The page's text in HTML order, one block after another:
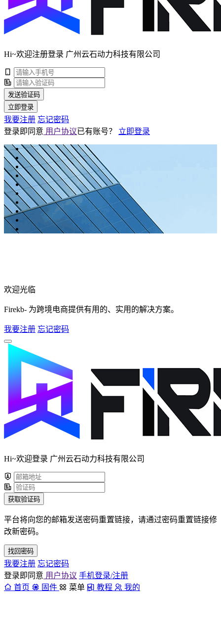
Hi~欢迎注册登录 广州云石动力科技有限公司
发送验证码
立即登录
我要注册 忘记密码
登录即同意 用户协议已有账号？ 立即登录
欢迎光临
Firekb- 为跨境电商提供有用的、实用的解决方案。
我要注册 忘记密码
Hi~欢迎登录 广州云石动力科技有限公司
获取验证码
平台将向您的邮箱发送密码重置链接，请通过密码重置链接修
改新密码。
找回密码
我要注册 忘记密码
登录即同意 用户协议 手机登录/注册
首页
固件 菜单 教程 我的